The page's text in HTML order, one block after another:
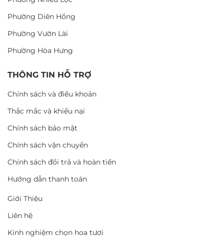
Phường Diên Hồng
Phường Vườn Lài
Phường Hòa Hưng
THÔNG TIN HỖ TRỢ
Chính sách và điều khoản
Thắc mắc và khiếu nại
Chính sách bảo mật
Chính sách vận chuyển
Chính sách đổi trả và hoàn tiền
Hướng dẫn thanh toán
Giới Thiệu
Liên hệ
Kinh nghiệm chọn hoa tươi